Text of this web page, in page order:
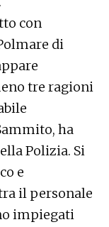
con
di
tre ragioni
ha
Polizia. Si
e
il personale
impiegati